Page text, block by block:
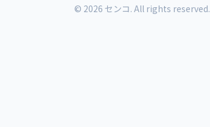
© 2026 センコ. All rights reserved.